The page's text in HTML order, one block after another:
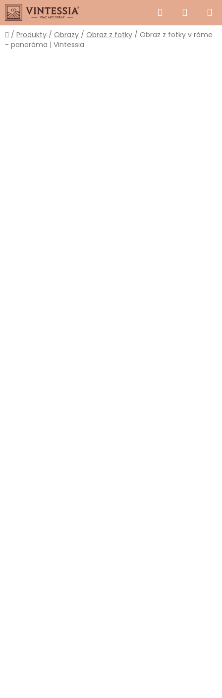
Prejsť
na
obsah
Hľadať
KOŠÍK
Domov
/ Produkty / Obrazy / Obraz z fotky / Obraz z fotky v ráme
- panoráma | Vintessia